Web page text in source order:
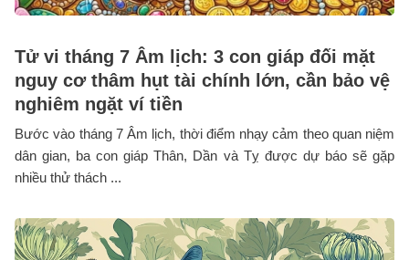
Tử vi tháng 7 Âm lịch: 3 con giáp đối mặt
nguy cơ thâm hụt tài chính lớn, cần bảo vệ
nghiêm ngặt ví tiền
Bước vào tháng 7 Âm lịch, thời điểm nhạy cảm theo quan niệm
dân gian, ba con giáp Thân, Dần và Tỵ được dự báo sẽ gặp
nhiều thử thách ...